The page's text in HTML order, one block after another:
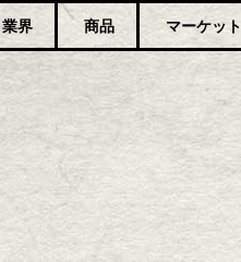
業界 商品 マーケット